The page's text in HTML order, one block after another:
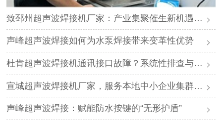
致邳州超声波焊接机厂家：产业集聚催生新机遇，声峰源头工厂邀您抱团发展
声峰超声波焊接如何为水泵焊接带来变革性优势
杜肯超声波焊接机通讯接口故障？系统性排查与专业解决方案
宣城超声波焊接机厂家，服务本地中小企业集群，声峰ODM贴牌助您轻装上阵
声峰超声波焊接：赋能防水按键的“无形护盾”